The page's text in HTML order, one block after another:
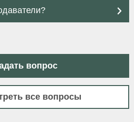
вопрос
все вопросы